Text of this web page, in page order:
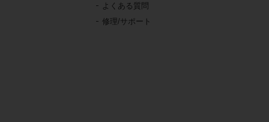
よくある質問
修理/サポート